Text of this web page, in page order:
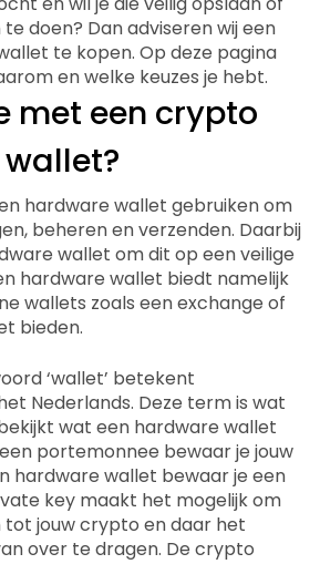
doen? Dan adviseren wij een
te kopen. Op deze pagina
en welke keuzes je hebt.
met een crypto
hardware wallet gebruiken om
beheren en verzenden. Daarbij
wallet om dit op een veilige
hardware wallet biedt namelijk
wallets zoals een exchange of
bieden.
‘wallet’ betekent
Nederlands. Deze term is wat
wat een hardware wallet
portemonnee bewaar je jouw
hardware wallet bewaar je een
key maakt het mogelijk om
jouw crypto en daar het
over te dragen. De crypto